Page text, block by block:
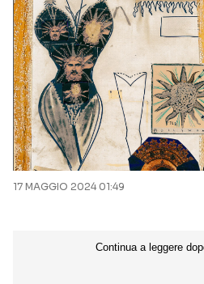
17 MAGGIO 2024 01:49